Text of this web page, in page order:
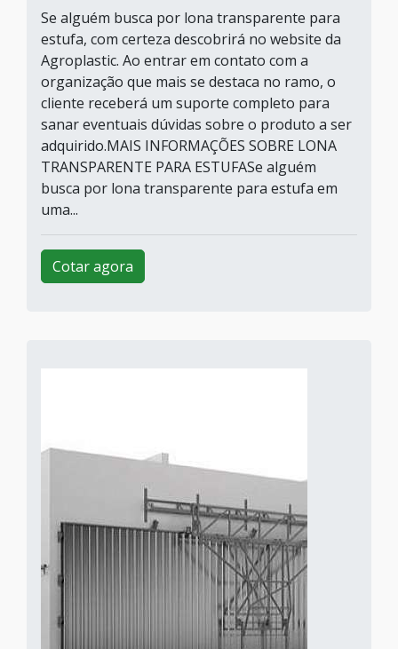
Se alguém busca por lona transparente para
estufa, com certeza descobrirá no website da
Agroplastic. Ao entrar em contato com a
organização que mais se destaca no ramo, o
cliente receberá um suporte completo para
sanar eventuais dúvidas sobre o produto a ser
adquirido.MAIS INFORMAÇÕES SOBRE LONA
TRANSPARENTE PARA ESTUFASe alguém
busca por lona transparente para estufa em
uma...
Cotar agora